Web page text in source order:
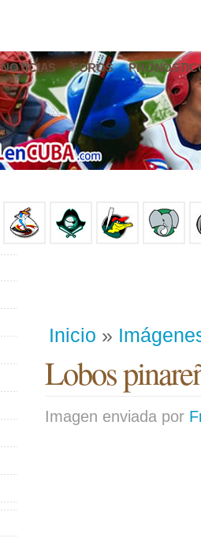
NOTICIAS FOROS
Inicio »
Lobos
Imagen enviada por